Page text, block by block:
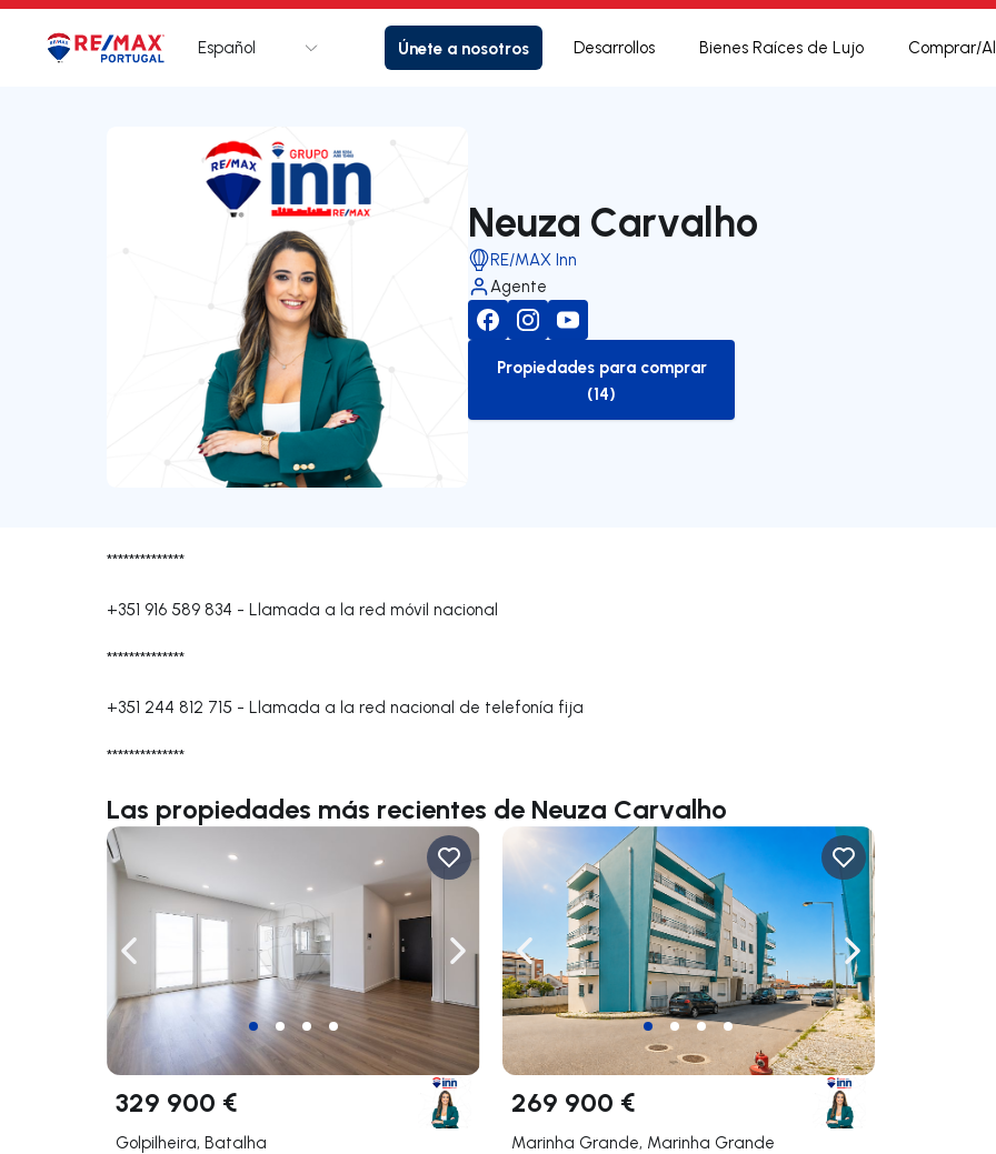
LogotipoIr a la página de inicio
Español Únete a nosotros Desarrollos Bienes Raíces de Lujo Comprar/
Neuza Carvalho
RE/MAX Inn
Agente
to-buy-listing
Propiedades para comprar
(14)
**************
+351 916 589 834 - Llamada a la red móvil nacional
**************
+351 244 812 715 - Llamada a la red nacional de telefonía fija
**************
Las propiedades más recientes de Neuza Carvalho
Navega a la izquierda Navegar a la derecha
329 900 €
Golpilheira, Batalha
Navega a la izquierda Navegar a la
269 900 €
Marinha Grande, Marinha Grande